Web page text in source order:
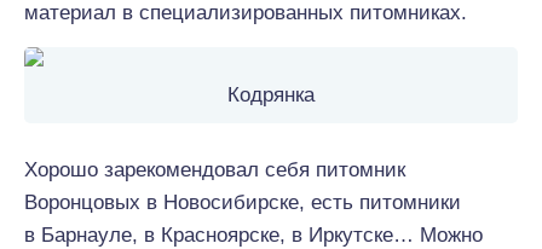
материал в специализированных питомниках.
Кодрянка
Хорошо зарекомендовал себя питомник
Воронцовых в Новосибирске, есть питомники
в Барнауле, в Красноярске, в Иркутске… Можно